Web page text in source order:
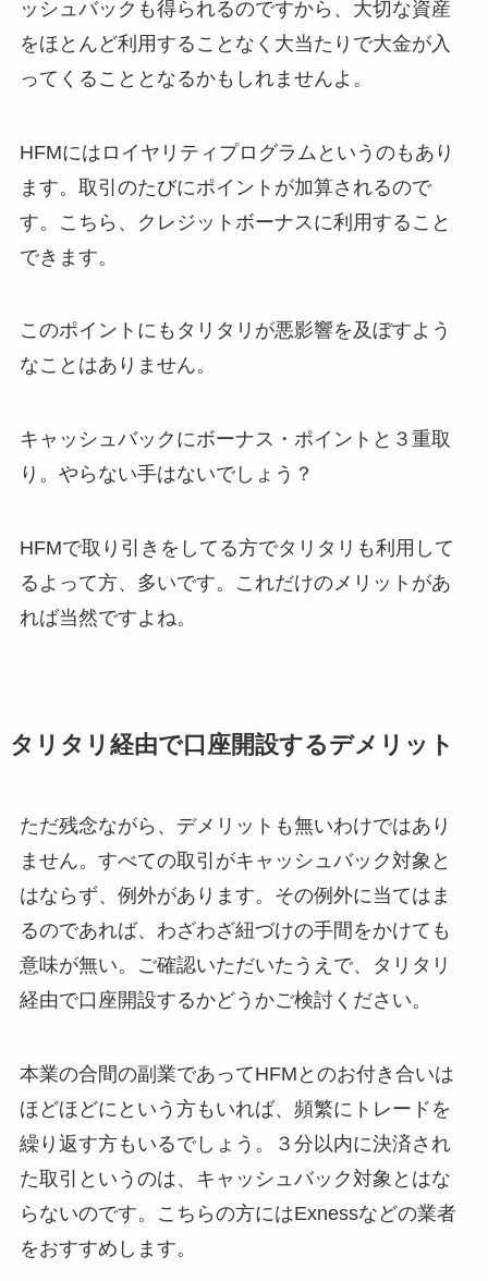
ッシュバックも得られるのですから、大切な資産
をほとんど利用することなく大当たりで大金が入
ってくることとなるかもしれませんよ。
HFMにはロイヤリティプログラムというのもあり
ます。取引のたびにポイントが加算されるので
す。こちら、クレジットボーナスに利用すること
できます。
このポイントにもタリタリが悪影響を及ぼすよう
なことはありません。
キャッシュバックにボーナス・ポイントと３重取
り。やらない手はないでしょう？
HFMで取り引きをしてる方でタリタリも利用して
るよって方、多いです。これだけのメリットがあ
れば当然ですよね。
タリタリ経由で口座開設するデメリット
ただ残念ながら、デメリットも無いわけではあり
ません。すべての取引がキャッシュバック対象と
はならず、例外があります。その例外に当てはま
るのであれば、わざわざ紐づけの手間をかけても
意味が無い。ご確認いただいたうえで、タリタリ
経由で口座開設するかどうかご検討ください。
本業の合間の副業であってHFMとのお付き合いは
ほどほどにという方もいれば、頻繁にトレードを
繰り返す方もいるでしょう。３分以内に決済され
た取引というのは、キャッシュバック対象とはな
らないのです。こちらの方にはExnessなどの業者
をおすすめします。